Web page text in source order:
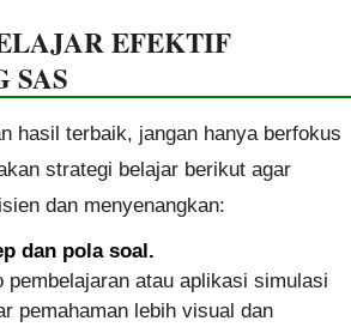
EFEKTIF
SAS
hasil terbaik, jangan hanya berfokus
strategi belajar berikut agar
dan menyenangkan:
dan pola soal.
pembelajaran atau aplikasi simulasi
pemahaman lebih visual dan